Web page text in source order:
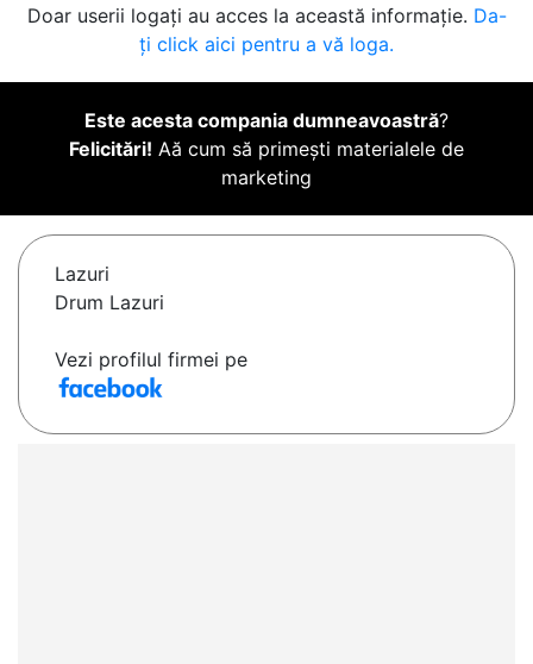
Doar userii logați au acces la această informație. Da-
ți click aici pentru a vă loga.
Este acesta compania dumneavoastră?
Felicitări! Aă cum să primești materialele de
marketing
Lazuri
Drum Lazuri
Vezi profilul firmei pe